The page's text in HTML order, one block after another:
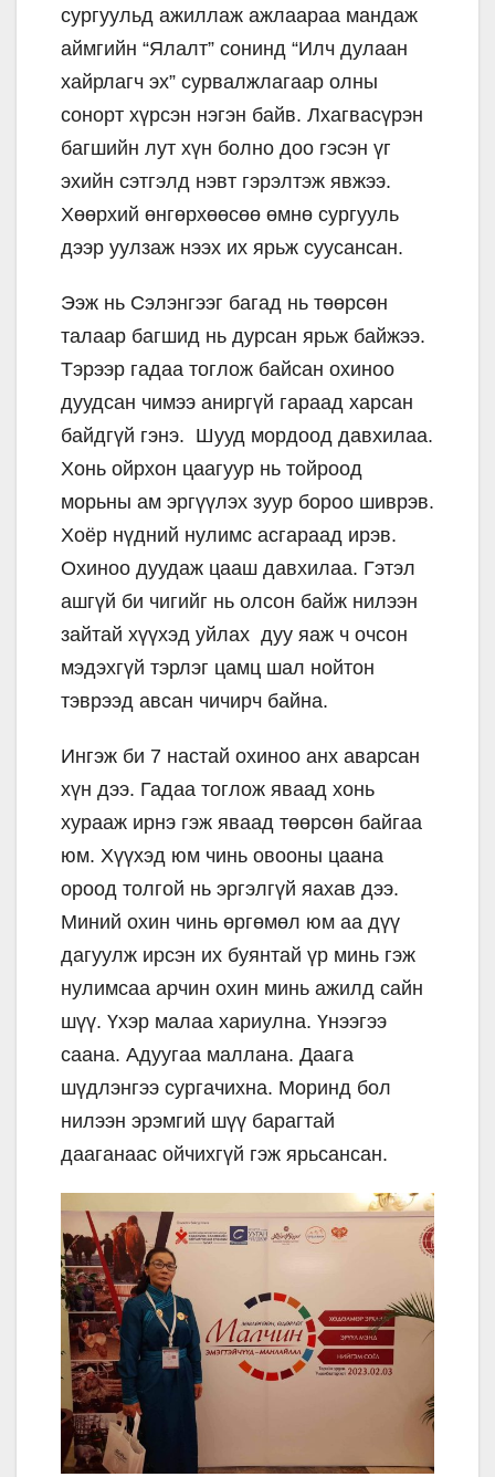
сургуульд ажиллаж ажлаараа мандаж
аймгийн “Ялалт” сонинд “Илч дулаан
хайрлагч эх” сурвалжлагаар олны
сонорт хүрсэн нэгэн байв. Лхагвасүрэн
багшийн лут хүн болно доо гэсэн үг
эхийн сэтгэлд нэвт гэрэлтэж явжээ.
Хөөрхий өнгөрхөөсөө өмнө сургууль
дээр уулзаж нээх их ярьж суусансан.
Ээж нь Сэлэнгээг багад нь төөрсөн
талаар багшид нь дурсан ярьж байжээ.
Тэрээр гадаа тоглож байсан охиноо
дуудсан чимээ аниргүй гараад харсан
байдгүй гэнэ. Шууд мордоод давхилаа.
Хонь ойрхон цаагуур нь тойроод
морьны ам эргүүлэх зуур бороо шиврэв.
Хоёр нүдний нулимс асгараад ирэв.
Охиноо дуудаж цааш давхилаа. Гэтэл
ашгүй би чигийг нь олсон байж нилээн
зайтай хүүхэд уйлах дуу яаж ч очсон
мэдэхгүй тэрлэг цамц шал нойтон
тэврээд авсан чичирч байна.
Ингэж би 7 настай охиноо анх аварсан
хүн дээ. Гадаа тоглож яваад хонь
хурааж ирнэ гэж яваад төөрсөн байгаа
юм. Хүүхэд юм чинь овооны цаана
ороод толгой нь эргэлгүй яахав дээ.
Миний охин чинь өргөмөл юм аа дүү
дагуулж ирсэн их буянтай үр минь гэж
нулимсаа арчин охин минь ажилд сайн
шүү. Үхэр малаа хариулна. Үнээгээ
саана. Адуугаа маллана. Даага
шүдлэнгээ сургачихна. Моринд бол
нилээн эрэмгий шүү барагтай
дааганаас ойчихгүй гэж ярьсансан.